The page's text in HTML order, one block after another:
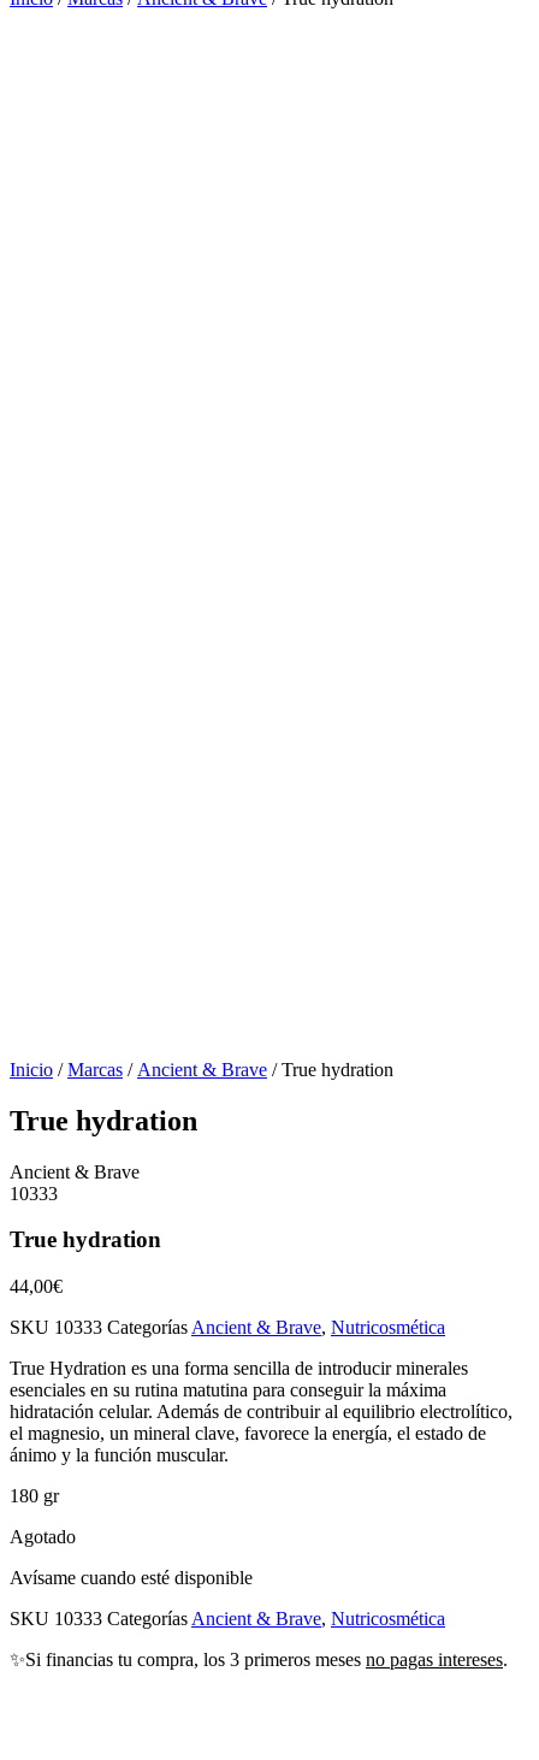
Inicio /Marcas / Ancient & Brave / True hydration
True hydration
Ancient & Brave
10333
True hydration
44,00€
SKU 10333 Categorías Ancient & Brave, Nutricosmética
True Hydration es una forma sencilla de introducir minerales
esenciales en su rutina matutina para conseguir la máxima
hidratación celular. Además de contribuir al equilibrio electrolítico,
el magnesio, un mineral clave, favorece la energía, el estado de
ánimo y la función muscular.
180 gr
Agotado
Avísame cuando esté disponible
SKU 10333 Categorías Ancient & Brave, Nutricosmética
✨Si financias tu compra, los 3 primeros meses no pagas intereses.